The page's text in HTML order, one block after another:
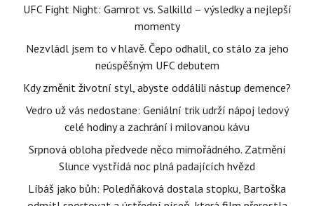
UFC Fight Night: Gamrot vs. Salkilld – výsledky a nejlepší
momenty
Nezvládl jsem to v hlavě. Čepo odhalil, co stálo za jeho
neúspěšným UFC debutem
Kdy změnit životní styl, abyste oddálili nástup demence?
Vedro už vás nedostane: Geniální trik udrží nápoj ledový
celé hodiny a zachrání i milovanou kávu
Srpnová obloha předvede něco mimořádného. Zatmění
Slunce vystřídá noc plná padajících hvězd
Líbáš jako bůh: Poledňáková dostala stopku, Bartoška